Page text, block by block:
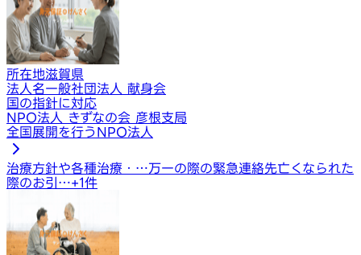
所在地滋賀県
法人名一般社団法人 献身会
国の指針に対応
NPO法人 きずなの会 彦根支局
全国展開を行うNPO法人
治療方針や各種治療・…万一の際の緊急連絡先亡くなられた
際のお引…+1件